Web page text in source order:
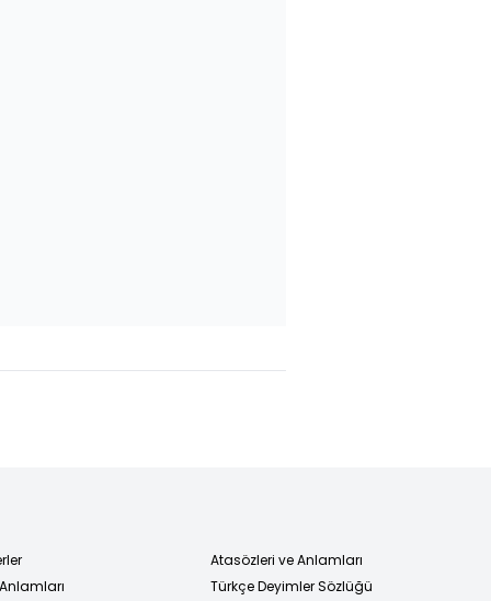
Atasözleri ve Anlamları
Türkçe Deyimler Sözlüğü